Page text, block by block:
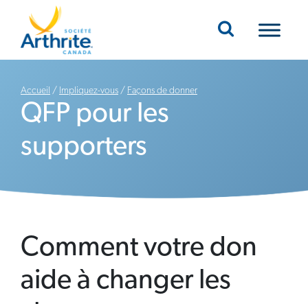
Mobile Navigation
Accueil / Impliquez-vous / Façons de donner
QFP pour les
supporters
Comment votre don
aide à changer les